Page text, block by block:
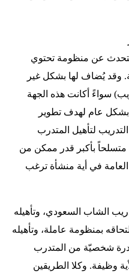
عن منظومة تحتوي
وقد يُضاف لها بشكل غير
سواءً أكانت هذه الجهة
عام لهدف تطوير
لتأهيل المتدرب
بأكبر قدر ممكن من
العامة في أية منشأة ترغب
الشاب السعودي، وتأهيله
بمنظومة عاملة، وتأهيله
شخصيّة من المتدرب
وظيفة. وكلا الطريقين